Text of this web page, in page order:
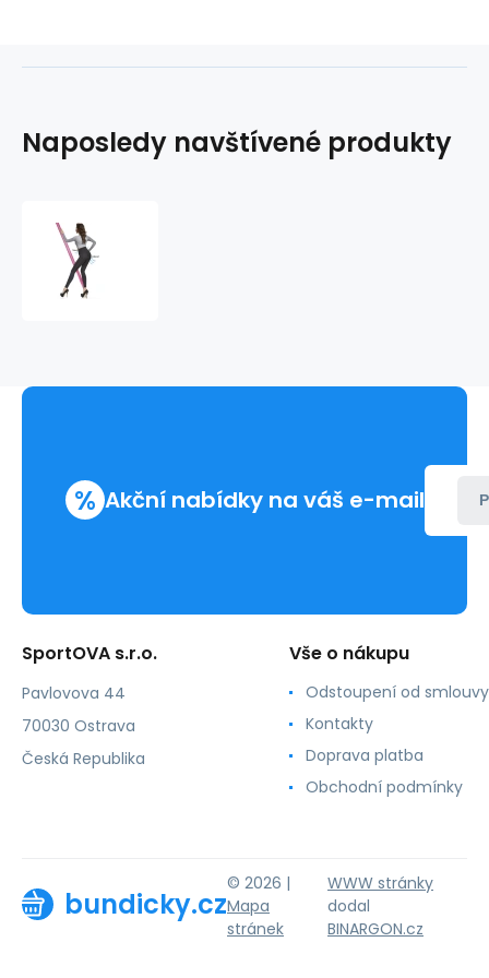
Naposledy navštívené produkty
% Akční nabídky na váš e-mail
SportOVA s.r.o.
Pavlovova 44
70030 Ostrava
Česká Republika
Vše o nákupu
Odstoupení od smlouvy
Kontakty
Doprava platba
Obchodní podmínky
bundicky.cz
© 2026 |
Mapa
stránek
WWW stránky
dodal
BINARGON.cz